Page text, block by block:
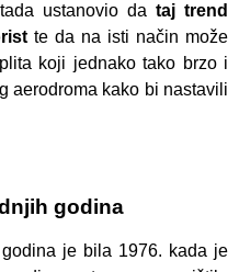
ustanovio da taj trend
te da na isti način može
koji jednako tako brzo i
aerodroma kako bi nastavili
godina
je bila 1976. kada je